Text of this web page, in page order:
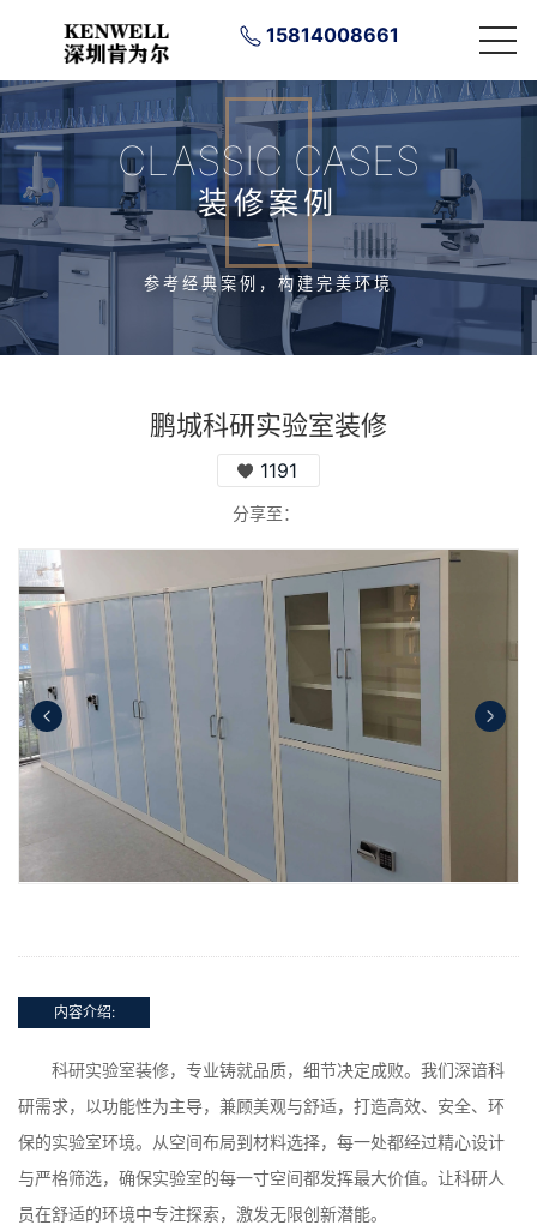
15814008661
CLASSIC CASES
装修案例
参考经典案例，构建完美环境
鹏城科研实验室装修
1191
分享至：
内容介绍:
科研实验室装修，专业铸就品质，细节决定成败。我们深谙科
研需求，以功能性为主导，兼顾美观与舒适，打造高效、安全、环
保的实验室环境。从空间布局到材料选择，每一处都经过精心设计
与严格筛选，确保实验室的每一寸空间都发挥最大价值。让科研人
员在舒适的环境中专注探索，激发无限创新潜能。